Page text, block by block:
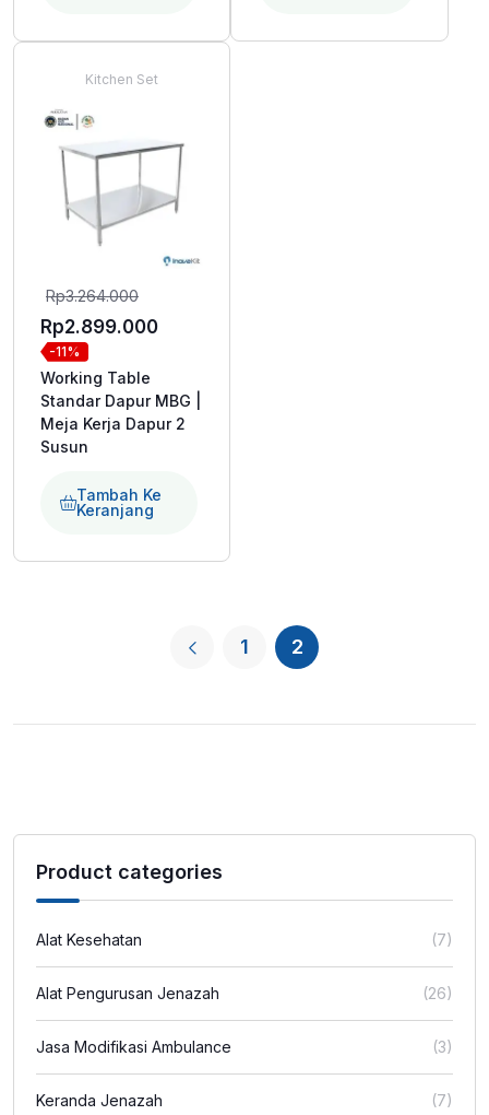
Product categories
Alat Kesehatan (7)
Alat Pengurusan Jenazah (26)
Jasa Modifikasi Ambulance (3)
Keranda Jenazah (7)
Kitchen Set
Rp3.264.000Harga
aslinya
Rp3.264.000.
Rp2.899.000Harga
adalah:
-11%
Working Table
Standar Dapur MBG |
Meja Kerja Dapur 2
Susun
Tambah Ke
Keranjang
1 2